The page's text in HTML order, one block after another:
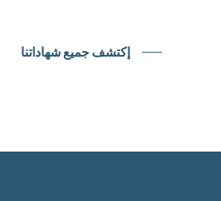
إكتشف جميع شهاداتنا